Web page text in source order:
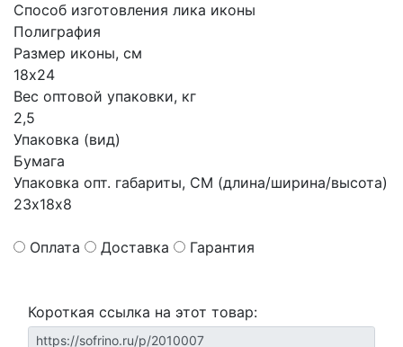
Способ изготовления лика иконы
Полиграфия
Размер иконы, см
18х24
Вес оптовой упаковки, кг
2,5
Упаковка (вид)
Бумага
Упаковка опт. габариты, СМ (длина/ширина/высота)
23х18х8
Оплата Доставка Гарантия
Короткая ссылка на этот товар: